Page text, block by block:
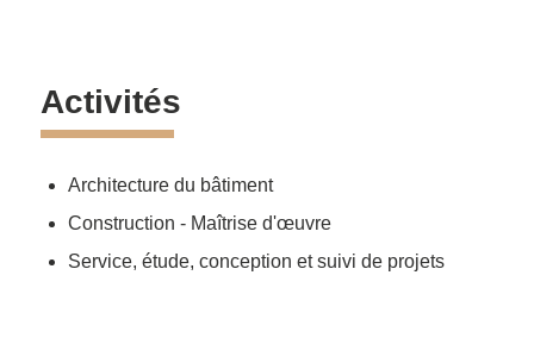
Activités
Architecture du bâtiment
Construction - Maîtrise d'œuvre
Service, étude, conception et suivi de projets